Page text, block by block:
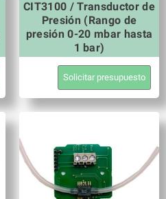
CIT3100 / Transductor de
Presión (Rango de
presión 0-20 mbar hasta
1 bar)
Solicitar presupuesto